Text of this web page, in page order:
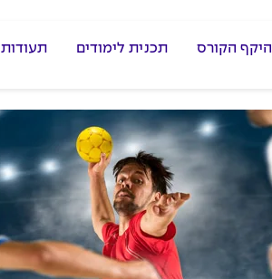
היקף הקורס תכנית לימודים תעודות